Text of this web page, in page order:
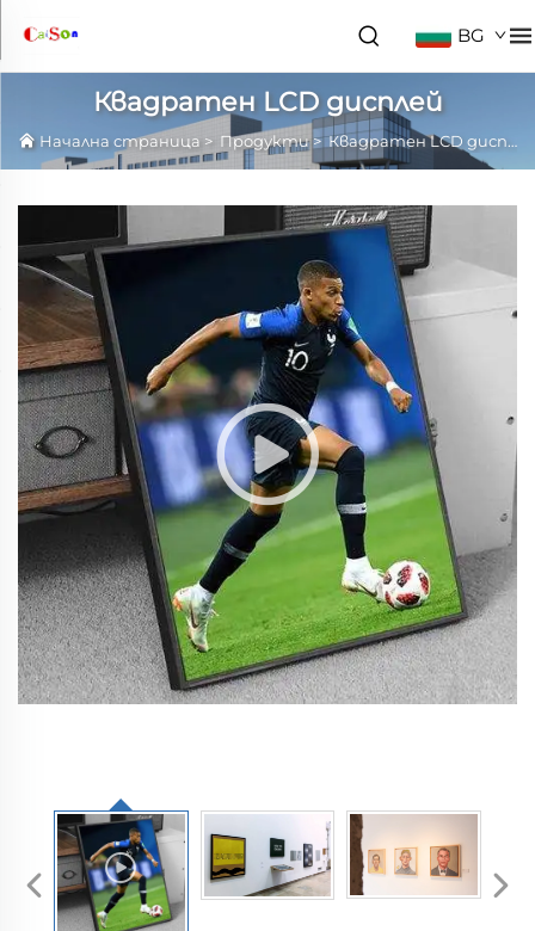
BG
Квадратен LCD дисплей
Начална страница > Продукти>Квадратен LCD дисплей